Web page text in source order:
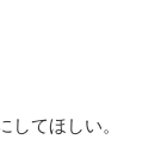
してほしい。